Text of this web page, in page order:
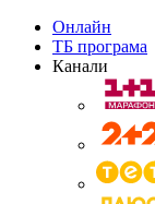
Онлайн
ТБ програма
Канали